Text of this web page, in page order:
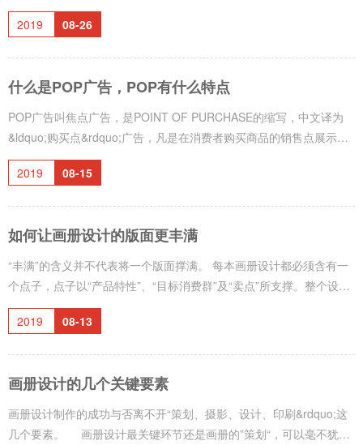
育阶段，，即在意识或潜意识中进一步思索和酝酿各种信息重新组合
的可能性。最后，通常都由于受到某种因素的启发，以灵感的方式突
们参考： 1、组合&mdash;&mdash;再创造 创意产生的一个主要方
法是将旧元素进行新
2019 08-26
什么是POP广告，POP有什么特点
POP广告叫焦点广告，是POINT OF PURCHASE的缩写，中文译为
&ldquo;购买点&rdquo;广告，凡是在消费者购买商品的销售点展示的
广告形式统称为焦点广告。 焦点广告起源于美国的超级市场、折扣
商店等自助式商店，20世纪80年代开始在我国普及。焦点广告为分布
有：店面形象广告、橱窗广告、灯箱广告、展台广告、展销广告牌、
产品宣传册广告
2019 08-15
如何让画册设计的版面更丰满
“丰满”的含义并不代表将一个版面撑满。 每本画册设计都必须含有一
个点子，点子以“产品特性”、“目标消费群”及“卖点”所支撑。整个设计
围绕其而发展，统一与一个中心，环环相扣，由浅入深或由深化浅，
循序渐进，有规律，有节奏，有重点，才不失为一个“丰满”的设计。
2019 08-13
画册设计的几个关键要素
画册设计制作的成功与否离不开“策划、摄影、设计、印刷&rdquo;这
几个要素。 画册设计最关键环节还是画册的”策划“，可以毫不犹豫